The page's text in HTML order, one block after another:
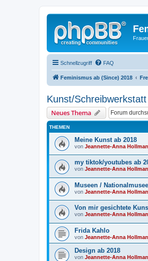
Schnellzugriff FAQ
Feminismus ab (Since) 2018
Kunst/
Neues Thema
THEMEN
Meine Kunst ab 2018
von Jeannette-Anna
my tiktok/youtubes ab
von Jeannette-Anna
Museen /
von Jeannette-Anna
Von mir gesichtete
von Jeannette-Anna
Frida Kahlo
von Jeannette-Anna
Design ab 2018
von Jeannette-Anna